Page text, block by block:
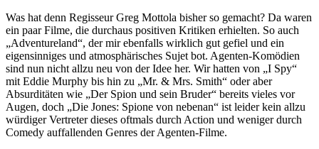
Was hat denn Regisseur Greg Mottola bisher so gemacht? Da waren
ein paar Filme, die durchaus positiven Kritiken erhielten. So auch
„Adventureland“, der mir ebenfalls wirklich gut gefiel und ein
eigensinniges und atmosphärisches Sujet bot. Agenten-Komödien
sind nun nicht allzu neu von der Idee her. Wir hatten von „I Spy“
mit Eddie Murphy bis hin zu „Mr. & Mrs. Smith“ oder aber
Absurditäten wie „Der Spion und sein Bruder“ bereits vieles vor
Augen, doch „Die Jones: Spione von nebenan“ ist leider kein allzu
würdiger Vertreter dieses oftmals durch Action und weniger durch
Comedy auffallenden Genres der Agenten-Filme.